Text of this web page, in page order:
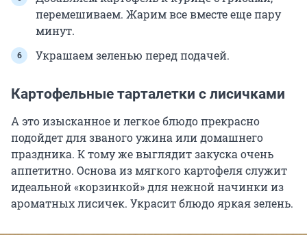
перемешиваем. Жарим все вместе еще пару
минут.
Украшаем зеленью перед подачей.
Картофельные тарталетки с лисичками
А это изысканное и легкое блюдо прекрасно
подойдет для званого ужина или домашнего
праздника. К тому же выглядит закуска очень
аппетитно. Основа из мягкого картофеля служит
идеальной «корзинкой» для нежной начинки из
ароматных лисичек. Украсит блюдо яркая зелень.